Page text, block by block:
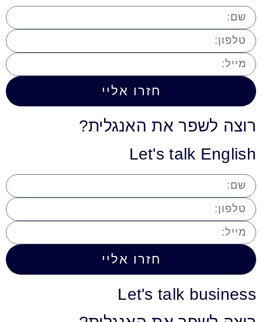
חזרו אליי
רוצה לשפר את האנגלית?
Let's talk English
חזרו אליי
Let's talk business